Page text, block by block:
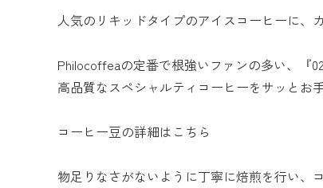
人気のリキッドタイプのアイスコーヒーに、
Philocoffeaの定番で根強いファンの多い、『
高品質なスペシャルティコーヒーをサッとお
コーヒー豆の詳細は こちら
物足りなさがないように丁寧に焙煎を行い、